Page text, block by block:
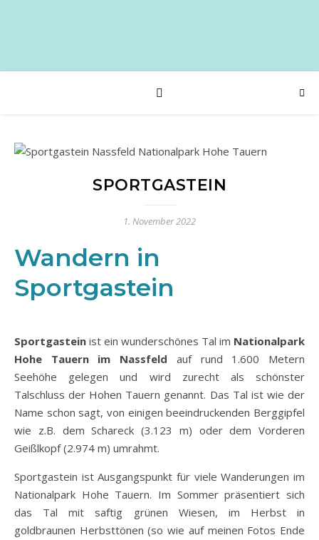
SPORTGASTEIN
1. November 2022
Wandern in
Sportgastein
Sportgastein ist ein wunderschönes Tal im Nationalpark
Hohe Tauern im Nassfeld auf rund 1.600 Metern
Seehöhe gelegen und wird zurecht als schönster
Talschluss der Hohen Tauern genannt. Das Tal ist wie der
Name schon sagt, von einigen beeindruckenden Berggipfel
wie z.B. dem Schareck (3.123 m) oder dem Vorderen
Geißlkopf (2.974 m) umrahmt.
Sportgastein ist Ausgangspunkt für viele Wanderungen im
Nationalpark Hohe Tauern. Im Sommer präsentiert sich
das Tal mit saftig grünen Wiesen, im Herbst in
goldbraunen Herbsttönen (so wie auf meinen Fotos Ende